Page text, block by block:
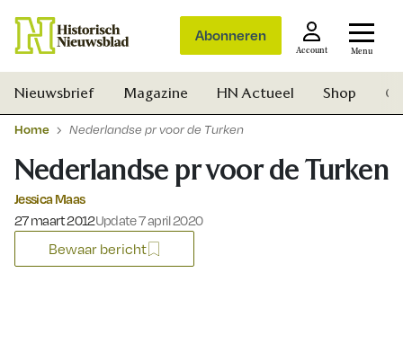
Abonneren
Account Menu
Nieuwsbrief Magazine HN Actueel Shop
Home Nederlandse pr voor de Turken
Nederlandse pr voor de Turken
Jessica Maas
Gepubliceerd op:
27 maart 2012Update 7 april 2020
Bewaar bericht